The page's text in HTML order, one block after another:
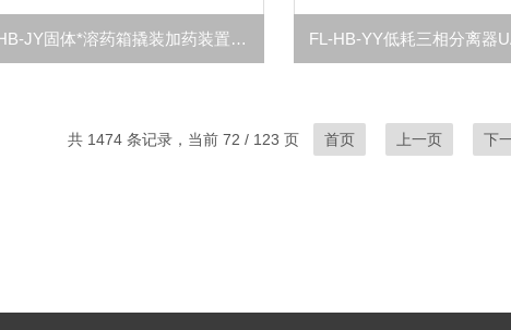
FL-HB-JY固体*溶药箱撬装加药装置厂家
共 1474 条记录，当前 72 / 123 页 首页 上一页 下